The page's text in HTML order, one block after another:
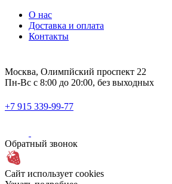
О нас
Доставка и оплата
Контакты
Москва, Олимпйский проспект 22
Пн-Вс с 8:00 до 20:00, без выходных
+7 915 339-99-77
Обратный звонок
Сайт использует cookies